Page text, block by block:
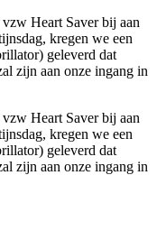
Heart Saver bij aan
kregen we een
geleverd dat
zijn aan onze ingang in
Heart Saver bij aan
kregen we een
geleverd dat
zijn aan onze ingang in